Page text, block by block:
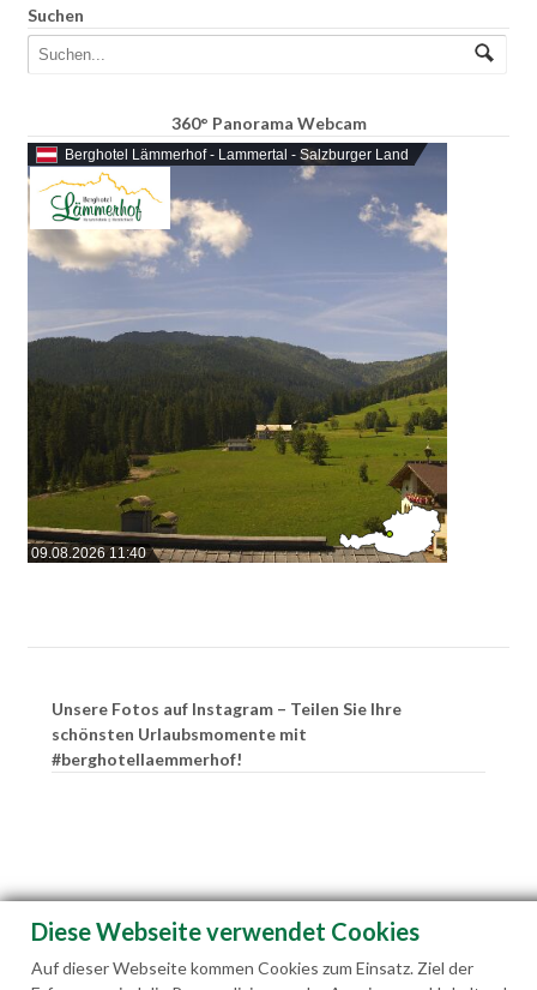
Suchen
360° Panorama Webcam
Berghotel Lämmerhof - Lammertal - Salzburger Land
09.08.2026 11:40
Unsere Fotos auf Instagram – Teilen Sie Ihre
schönsten Urlaubsmomente mit
#berghotellaemmerhof!
Diese Webseite verwendet Cookies
Auf dieser Webseite kommen Cookies zum Einsatz. Ziel der